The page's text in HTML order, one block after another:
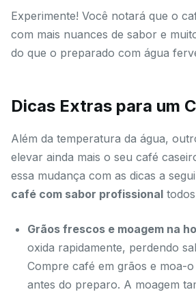
Experimente! Você notará que o
com mais nuances de sabor e
do que o preparado com água
Dicas Extras para um
Além da temperatura da água,
elevar ainda mais o seu café
essa mudança com as dicas a
café com sabor profissional
Grãos frescos e moagem na
oxida rapidamente, perdendo
Compre café em grãos e moa-o
antes do preparo. A moagem